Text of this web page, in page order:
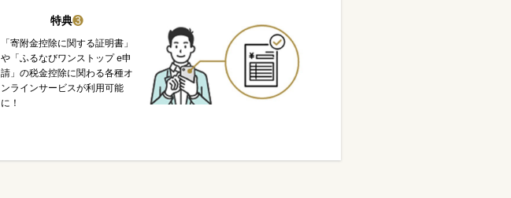
特典❸
「寄附金控除に関する証明書」
や「ふるなびワンストップ e申
請」の税金控除に関わる各種オ
ンラインサービスが利用可能
に！